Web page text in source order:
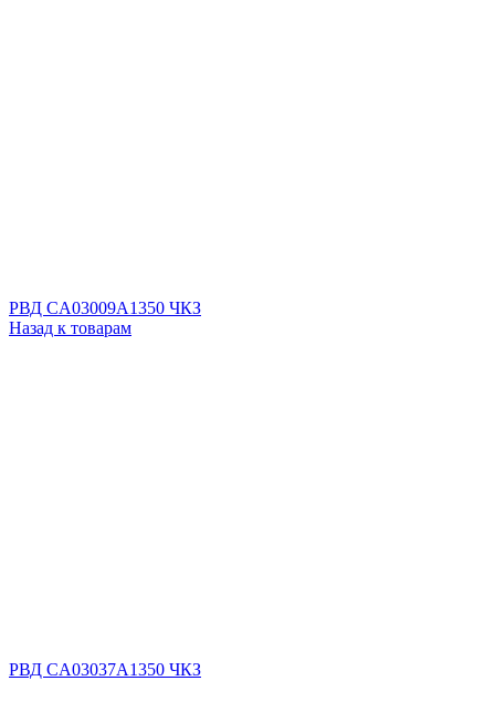
РВД CA03009A1350 ЧКЗ
Назад к товарам
РВД CA03037A1350 ЧКЗ